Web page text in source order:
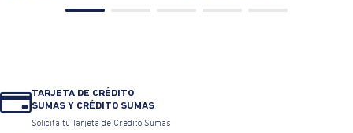
TARJETA DE CRÉDITO
SUMAS Y CRÉDITO SUMAS
Solicita tu Tarjeta de Crédito Sumas